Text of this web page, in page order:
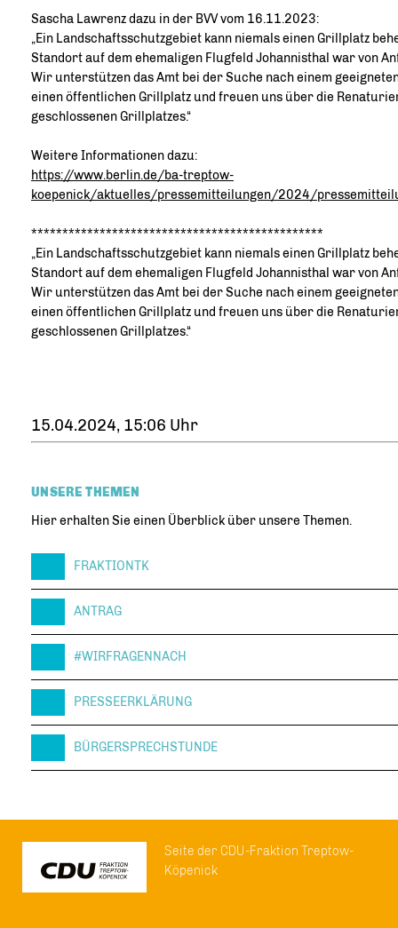
Sascha Lawrenz dazu in der BVV vom 16.11.2023:
Ein Landschaftsschutzgebiet kann niemals einen Grillplatz
Standort auf dem ehemaligen Flugfeld Johannisthal war von
Wir unterstützen das Amt bei der Suche nach einem
einen öffentlichen Grillplatz und freuen uns über die
geschlossenen Grillplatzes.“
Weitere Informationen dazu:
https://www.berlin.de/ba-treptow-
koepenick/aktuelles/pressemitteilungen/2024/
***********************************************
Ein Landschaftsschutzgebiet kann niemals einen Grillplatz
Standort auf dem ehemaligen Flugfeld Johannisthal war von
Wir unterstützen das Amt bei der Suche nach einem
einen öffentlichen Grillplatz und freuen uns über die
geschlossenen Grillplatzes.“
15.04.2024, 15:06 Uhr
UNSERE THEMEN
Hier erhalten Sie einen Überblick über unsere Themen.
FRAKTIONTK
ANTRAG
#WIRFRAGENNACH
PRESSEERKLÄRUNG
BÜRGERSPRECHSTUNDE
Seite der CDU-Fraktion Treptow-
Köpenick